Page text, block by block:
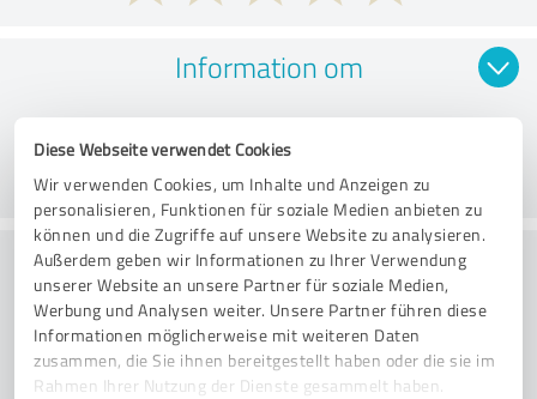
Diese Webseite verwendet Cookies
Wir verwenden Cookies, um Inhalte und Anzeigen zu
personalisieren, Funktionen für soziale Medien anbieten zu
können und die Zugriffe auf unsere Website zu analysieren.
Außerdem geben wir Informationen zu Ihrer Verwendung
unserer Website an unsere Partner für soziale Medien,
Werbung und Analysen weiter. Unsere Partner führen diese
Informationen möglicherweise mit weiteren Daten
zusammen, die Sie ihnen bereitgestellt haben oder die sie im
Rahmen Ihrer Nutzung der Dienste gesammelt haben.
Information om
Webbplats